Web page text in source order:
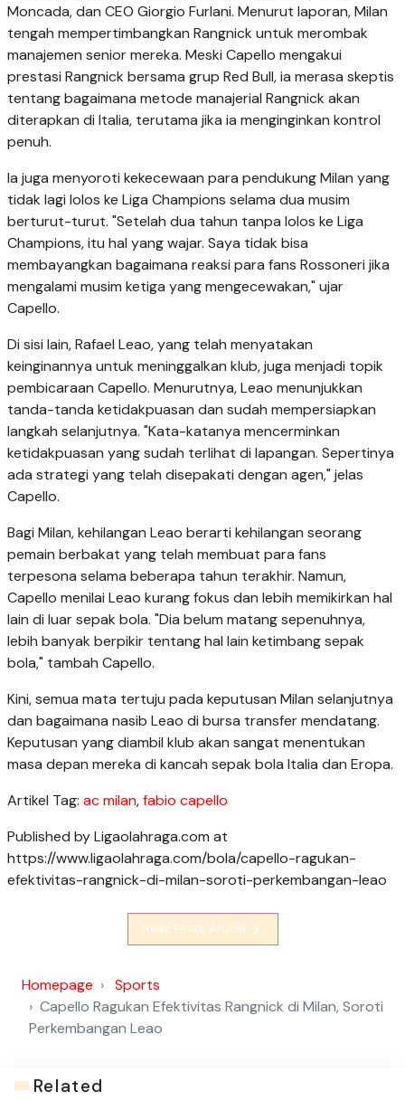
Moncada, dan CEO Giorgio Furlani. Menurut laporan, Milan
tengah mempertimbangkan Rangnick untuk merombak
manajemen senior mereka. Meski Capello mengakui
prestasi Rangnick bersama grup Red Bull, ia merasa skeptis
tentang bagaimana metode manajerial Rangnick akan
diterapkan di Italia, terutama jika ia menginginkan kontrol
penuh.
Ia juga menyoroti kekecewaan para pendukung Milan yang
tidak lagi lolos ke Liga Champions selama dua musim
berturut-turut. "Setelah dua tahun tanpa lolos ke Liga
Champions, itu hal yang wajar. Saya tidak bisa
membayangkan bagaimana reaksi para fans Rossoneri jika
mengalami musim ketiga yang mengecewakan," ujar
Capello.
Di sisi lain, Rafael Leao, yang telah menyatakan
keinginannya untuk meninggalkan klub, juga menjadi topik
pembicaraan Capello. Menurutnya, Leao menunjukkan
tanda-tanda ketidakpuasan dan sudah mempersiapkan
langkah selanjutnya. "Kata-katanya mencerminkan
ketidakpuasan yang sudah terlihat di lapangan. Sepertinya
ada strategi yang telah disepakati dengan agen," jelas
Capello.
Bagi Milan, kehilangan Leao berarti kehilangan seorang
pemain berbakat yang telah membuat para fans
terpesona selama beberapa tahun terakhir. Namun,
Capello menilai Leao kurang fokus dan lebih memikirkan hal
lain di luar sepak bola. "Dia belum matang sepenuhnya,
lebih banyak berpikir tentang hal lain ketimbang sepak
bola," tambah Capello.
Kini, semua mata tertuju pada keputusan Milan selanjutnya
dan bagaimana nasib Leao di bursa transfer mendatang.
Keputusan yang diambil klub akan sangat menentukan
masa depan mereka di kancah sepak bola Italia dan Eropa.
Artikel Tag: ac milan,fabio capello
Published by Ligaolahraga.com at
https://www.ligaolahraga.com/bola/capello-ragukan-
efektivitas-rangnick-di-milan-soroti-perkembangan-leao
Read Entire Article
Homepage
Sports
Capello Ragukan Efektivitas Rangnick di Milan, Soroti
Perkembangan Leao
Related